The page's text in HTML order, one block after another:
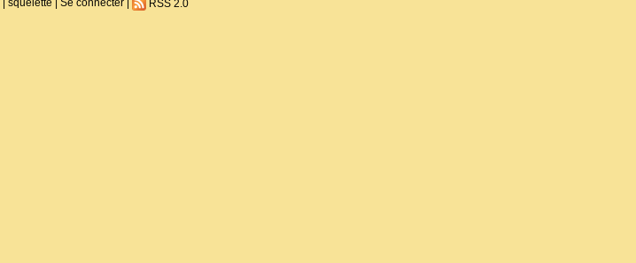
squelette Se connecter RSS 2.0